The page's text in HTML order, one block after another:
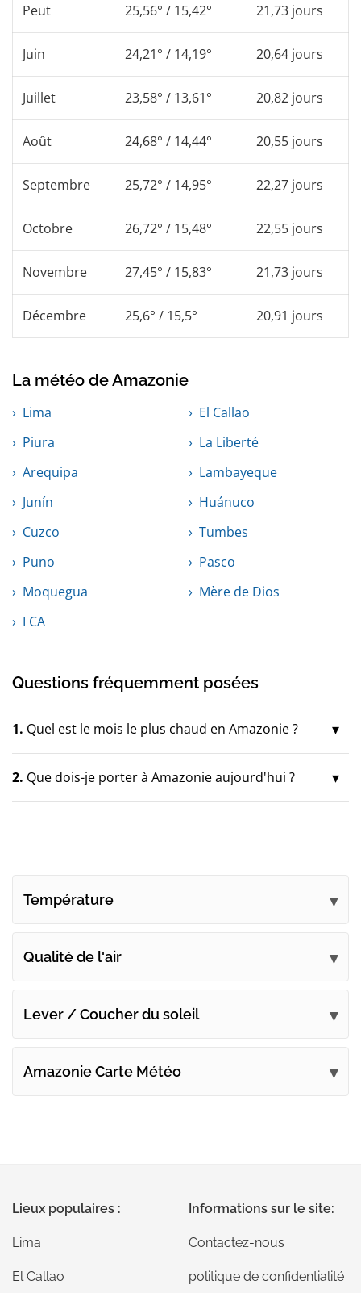
Peut 25,56° / 15,42° 21,73 jours
Juin 24,21° / 14,19° 20,64 jours
Juillet 23,58° / 13,61° 20,82 jours
Août 24,68° / 14,44° 20,55 jours
Septembre 25,72° / 14,95° 22,27 jours
Octobre 26,72° / 15,48° 22,55 jours
Novembre 27,45° / 15,83° 21,73 jours
Décembre 25,6° / 15,5° 20,91 jours
La météo de Amazonie
Lima
El Callao
Piura
La Liberté
Arequipa
Lambayeque
Junín
Huánuco
Cuzco
Tumbes
Puno
Pasco
Moquegua
Mère de Dios
I CA
Questions fréquemment posées
1. Quel est le mois le plus chaud en Amazonie ?
2. Que dois-je porter à Amazonie aujourd'hui ?
Température
Qualité de l'air
Lever / Coucher du soleil
Amazonie Carte Météo
Lieux populaires :
Lima
El Callao
Informations sur le site:
Contactez-nous
politique de confidentialité